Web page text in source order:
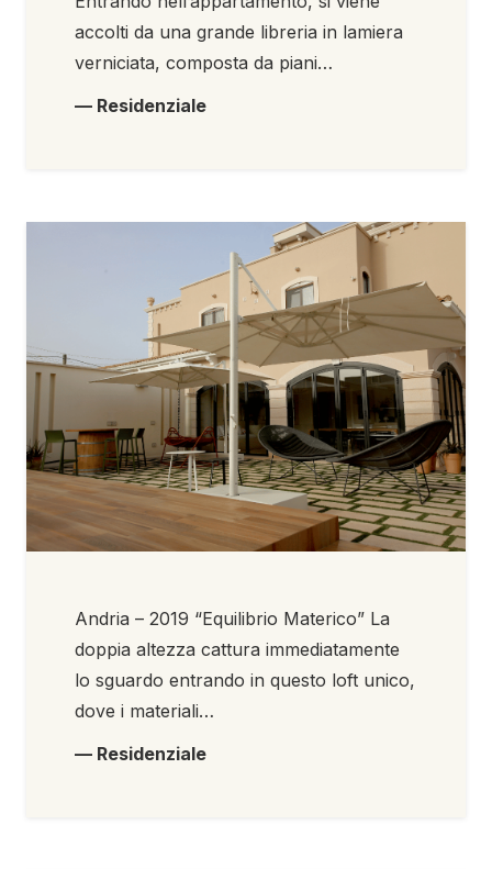
accolti da una grande libreria in lamiera
verniciata, composta da piani…
— Residenziale
Andria – 2019 “Equilibrio Materico” La
doppia altezza cattura immediatamente
lo sguardo entrando in questo loft unico,
dove i materiali…
— Residenziale